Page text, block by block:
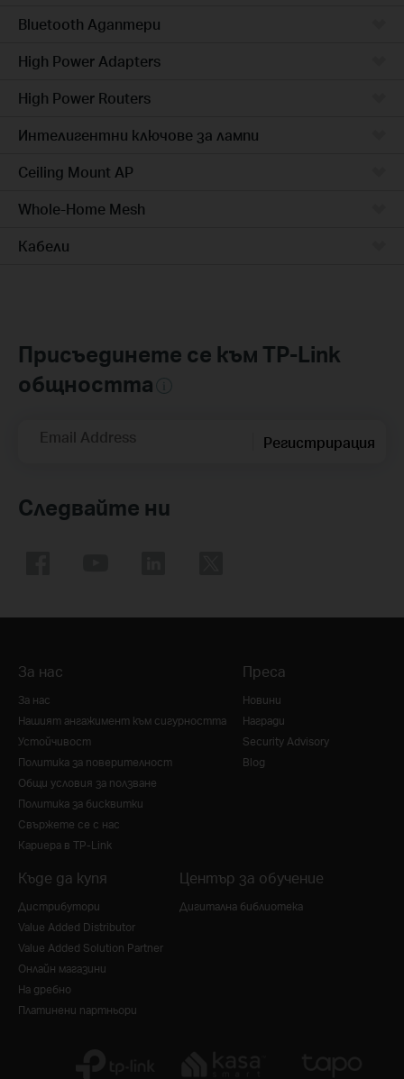
Bluetooth Адаптери
High Power Adapters
High Power Routers
Интелигентни ключове за лампи
Ceiling Mount AP
Whole-Home Mesh
Кабели
Присъединете се към TP-Link
общността
Email Address Регистрирация
Следвайте ни
За нас
За нас
Нашият ангажимент към сигурността
Устойчивост
Политика за поверителност
Общи условия за ползване
Политика за бисквитки
Свържете се с нас
Кариера в TP-Link
Преса
Новини
Награди
Security Advisory
Blog
Къде да купя
Дистрибутори
Value Added Distributor
Value Added Solution Partner
Онлайн магазини
На дребно
Платинени партньори
Център за обучение
Дигитална библиотека